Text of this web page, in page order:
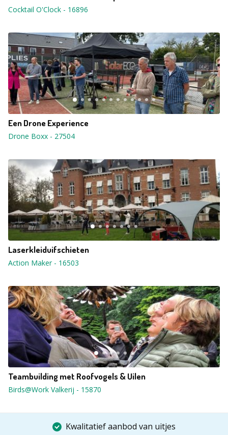
Cocktail O'Clock - 16896
Een Drone Experience
Drone Boxx - 27504
Laserkleiduifschieten
Action Maker- 16503
Teambuilding met Roofvogels & Uilen
Birds@Work Valkerij - 15870
Kwalitatief aanbod van uitjes